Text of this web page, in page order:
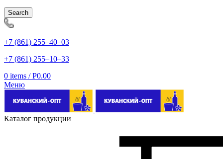
Search
+7 (861) 255‒40‒03
+7 (861) 255‒10‒33
0 items / Р0.00
Меню
Каталог продукции